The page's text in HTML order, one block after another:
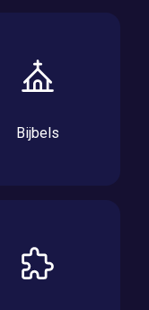
Bijbels